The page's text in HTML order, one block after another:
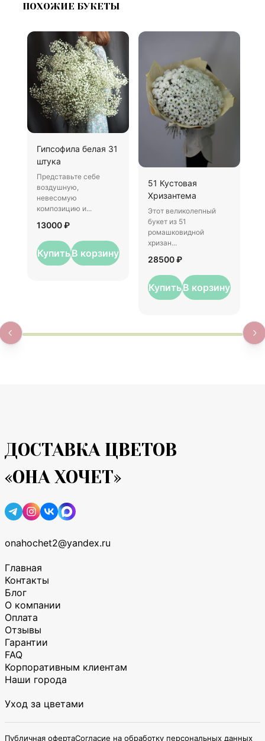
ПОХОЖИЕ БУКЕТЫ
Гипсофила белая 31
штука
Представьте себе
воздушную,
невесомую
композицию и...
13000 ₽
КупитьВ корзину
51 Кустовая
Хризантема
Этот великолепный
букет из 51
ромашковидной
хризан...
28500 ₽
КупитьВ корзину
ДОСТАВКА ЦВЕТОВ
«ОНА ХОЧЕТ»
onahochet2@yandex.ru
Главная
Контакты
Блог
О компании
Оплата
Отзывы
Гарантии
FAQ
Корпоративным клиентам
Наши города
Уход за цветами
Публичная офертаСогласие на обработку персональных данных